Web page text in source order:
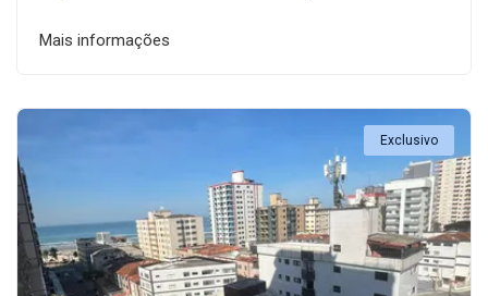
Mais informações
Exclusivo